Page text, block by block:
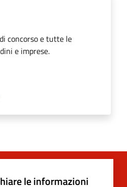
concorso e tutte le
e imprese.
le informazioni